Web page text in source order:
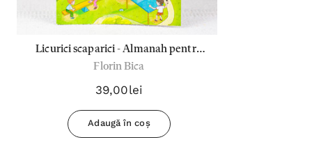
Licurici scaparici - Almanah pentru
copii
Florin Bica
39,00lei
Adaugă în coș